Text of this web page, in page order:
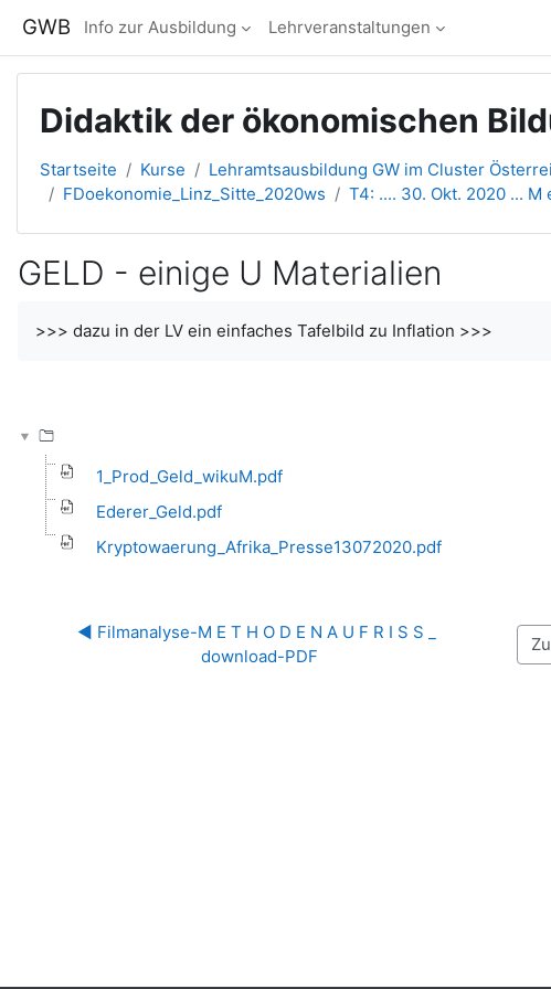
GWB Info zur Ausbildung Lehrveranstaltungen
Didaktik der ökonomischen
Startseite Kurse Lehramtsausbildung GW im Cluster
FDoekonomie_Linz_Sitte_2020ws
T4: .... 30. Okt. 2020 ... M
GELD - einige U Materialien
>>> dazu in der LV ein einfaches Tafelbild zu Inflation >>>
1_Prod_Geld_wikuM.pdf
Ederer_Geld.pdf
Kryptowaerung_Afrika_Presse13072020.pdf
◀︎ Filmanalyse-M E T H O D E N A U F R I S S _
download-PDF